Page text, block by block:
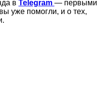
в Telegram — первыми
уже помогли, и о тех,